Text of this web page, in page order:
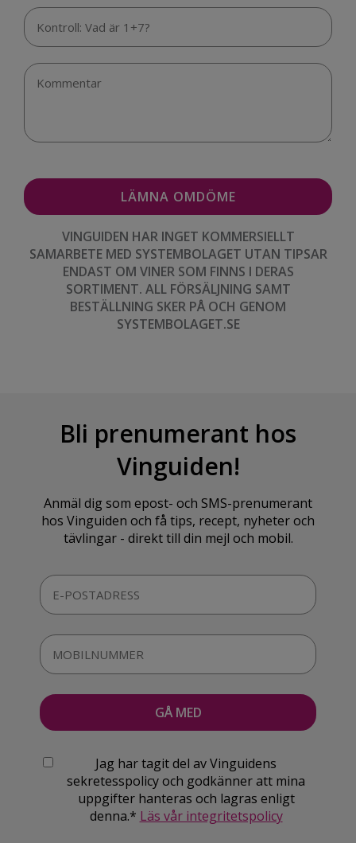
VINGUIDEN HAR INGET KOMMERSIELLT
SAMARBETE MED SYSTEMBOLAGET UTAN TIPSAR
ENDAST OM VINER SOM FINNS I DERAS
SORTIMENT. ALL FÖRSÄLJNING SAMT
BESTÄLLNING SKER PÅ OCH GENOM
SYSTEMBOLAGET.SE
Bli prenumerant hos
Vinguiden!
Anmäl dig som epost- och SMS-prenumerant
hos Vinguiden och få tips, recept, nyheter och
tävlingar - direkt till din mejl och mobil.
Jag har tagit del av Vinguidens
sekretesspolicy och godkänner att mina
uppgifter hanteras och lagras enligt
denna.* Läs vår integritetspolicy